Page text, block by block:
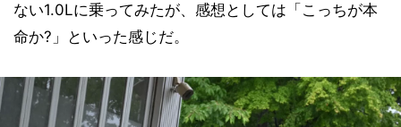
ない1.0Lに乗ってみたが、感想としては「こっちが本
命か?」といった感じだ。